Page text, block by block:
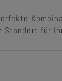
für